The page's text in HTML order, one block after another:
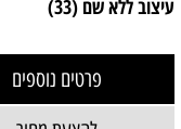
עיצוב ללא שם (33)
פרטים נוספים